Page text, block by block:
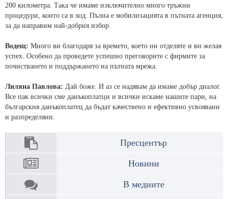
200 километра. Така че имаме изключително много тръжни
процедури, които са в ход. Пълна е мобилизацията в пътната агенция,
за да направим най-добрия избор.
Водещ: Много ви благодаря за времето, което ни отделяте и ви желая
успех. Особено да проведете успешно преговорите с фирмите за
почистването и поддържането на пътната мрежа.
Лиляна Павлова: Дай боже. И аз се надявам да имаме добър диалог.
Все пак всички сме данъкоплатци и всички искаме нашите пари, на
българския данъкоплатец да бъдат качествено и ефективно усвоявани
и разпределяни.
Пресцентър
Новини
В медиите